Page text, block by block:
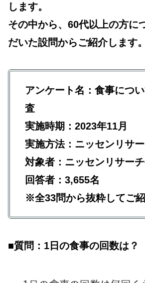
します。
その中から、60代以上の方に
だいた設問からご紹介します。
アンケート名：食事につ
査
実施時期：2023年11月
実施方法：ニッセンリサ
対象者：ニッセンリサー
回答者：3,655名
※全33問から抜粋してご
■質問：1日の食事の回数は？